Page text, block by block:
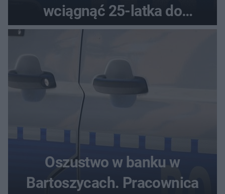
wciągnąć 25-latka do
samochodu
Oszustwo w banku w
Bartoszycach. Pracownica